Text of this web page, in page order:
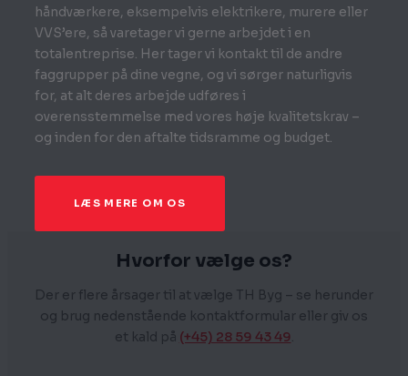
håndværkere, eksempelvis elektrikere, murere eller
VVS’ere, så varetager vi gerne arbejdet i en
totalentreprise. Her tager vi kontakt til de andre
faggrupper på dine vegne, og vi sørger naturligvis
for, at alt deres arbejde udføres i
overensstemmelse med vores høje kvalitetskrav –
og inden for den aftalte tidsramme og budget.
LÆS MERE OM OS
Hvorfor vælge os?
Der er flere årsager til at vælge TH Byg – se herunder
og brug nedenstående kontaktformular eller giv os
et kald på (+45) 28 59 43 49.